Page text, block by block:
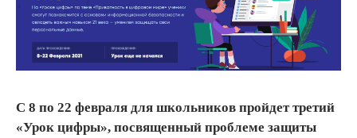
С 8 по 22 февраля для школьников пройдет третий
«Урок цифры», посвященный проблеме защиты